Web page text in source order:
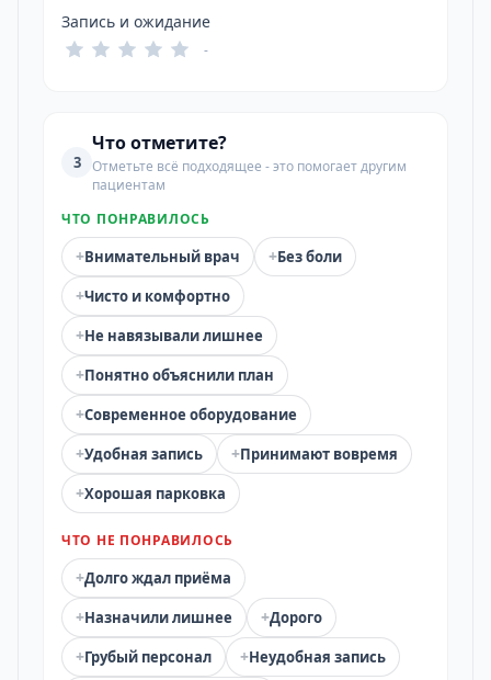
Запись и ожидание
-
3
Что отметите?
Отметьте всё подходящее - это помогает другим
пациентам
ЧТО ПОНРАВИЛОСЬ
+Внимательный врач +Без боли
+Чисто и комфортно
+Не навязывали лишнее
+Понятно объяснили план
+Современное оборудование
+Удобная запись +Принимают вовремя
+Хорошая парковка
ЧТО НЕ ПОНРАВИЛОСЬ
+Долго ждал приёма
+Назначили лишнее +Дорого
+Грубый персонал +Неудобная запись